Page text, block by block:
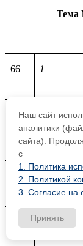
Тема
66 1
67 2
68 3
4
Наш сайт
аналитики
сайта).
с
1. Политика
2. Политикой
3. Согласие на
Принять